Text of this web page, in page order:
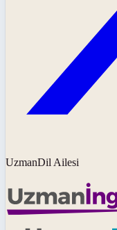
UzmanDil Ailesi